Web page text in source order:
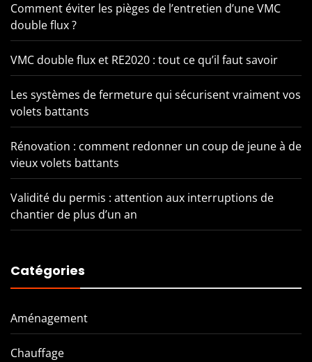
Comment éviter les pièges de l’entretien d’une VMC
double flux ?
VMC double flux et RE2020 : tout ce qu’il faut savoir
Les systèmes de fermeture qui sécurisent vraiment vos
volets battants
Rénovation : comment redonner un coup de jeune à de
vieux volets battants
Validité du permis : attention aux interruptions de
chantier de plus d’un an
Catégories
Aménagement
Chauffage